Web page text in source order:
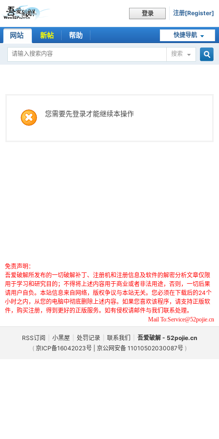
登录 注册[Register]
快捷导航
网站 新帖 帮助
搜索
您需要先登录才能继续本操作
免责声明：
吾爱破解所发布的一切破解补丁、注册机和注册信息及软件的解密分析文章仅限
用于学习和研究目的；不得将上述内容用于商业或者非法用途，否则，一切后果
请用户自负。本站信息来自网络，版权争议与本站无关。您必须在下载后的24个
小时之内，从您的电脑中彻底删除上述内容。如果您喜欢该程序，请支持正版软
件，购买注册，得到更好的正版服务。如有侵权请邮件与我们联系处理。
Mail To:Service@52pojie.cn
RSS订阅 小黑屋 处罚记录 联系我们
吾爱破解 - 52pojie.cn
( 京ICP备16042023号 | 京公网安备 11010502030087号 )